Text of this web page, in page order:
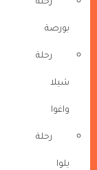
بورصة
رحلة
شيلا
واغوا
رحلة
يلوا